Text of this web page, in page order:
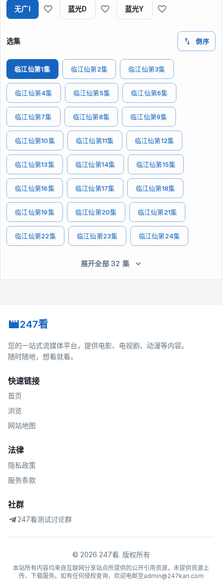
无广I 蓝光D 蓝光Y
选集 倒序
临江仙第1集 临江仙第2集 临江仙第3集
临江仙第4集 临江仙第5集 临江仙第6集
临江仙第7集 临江仙第8集 临江仙第9集
临江仙第10集 临江仙第11集 临江仙第12集
临江仙第13集 临江仙第14集 临江仙第15集
临江仙第16集 临江仙第17集 临江仙第18集
临江仙第19集 临江仙第20集 临江仙第21集
临江仙第22集 临江仙第23集 临江仙第24集
展开全部 32 集
247看
您的一站式流媒体平台，提供电影、电视剧、动漫等内容。
随时随地，想看就看。
快速链接
首页
浏览
网站地图
法律
隐私政策
服务条款
社群
247看测试讨论群
© 2026 247看. 版权所有
本站所有内容均来自互联网分享站点所提供的公开引用资源，未提供资源上
传、下载服务。如有任何侵权查询，欢迎电邮至admin@247kan.com